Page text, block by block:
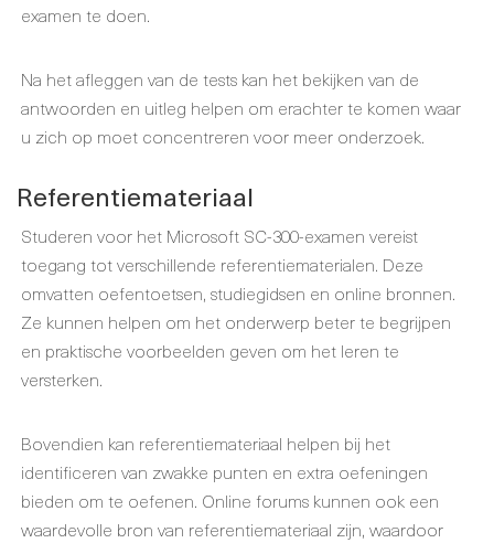
examen te doen.
Na het afleggen van de tests kan het bekijken van de
antwoorden en uitleg helpen om erachter te komen waar
u zich op moet concentreren voor meer onderzoek.
Referentiemateriaal
Studeren voor het Microsoft SC-300-examen vereist
toegang tot verschillende referentiematerialen. Deze
omvatten oefentoetsen, studiegidsen en online bronnen.
Ze kunnen helpen om het onderwerp beter te begrijpen
en praktische voorbeelden geven om het leren te
versterken.
Bovendien kan referentiemateriaal helpen bij het
identificeren van zwakke punten en extra oefeningen
bieden om te oefenen. Online forums kunnen ook een
waardevolle bron van referentiemateriaal zijn, waardoor